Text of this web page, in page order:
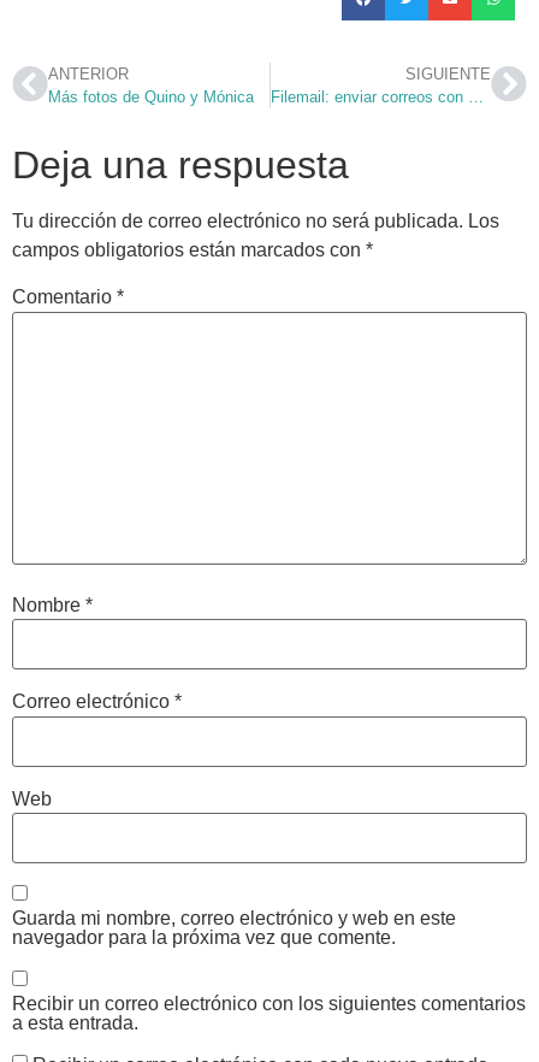
ANTERIOR
Más fotos de Quino y Mónica
SIGUIENTE
Filemail: enviar correos con archivos pesados
Deja una respuesta
Tu dirección de correo electrónico no será publicada. Los
campos obligatorios están marcados con *
Comentario *
Nombre *
Correo electrónico *
Web
Guarda mi nombre, correo electrónico y web en este
navegador para la próxima vez que comente.
Recibir un correo electrónico con los siguientes comentarios
a esta entrada.